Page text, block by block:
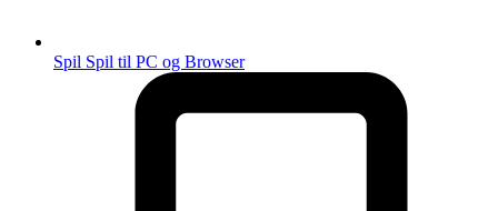
Spil Spil til PC og Browser